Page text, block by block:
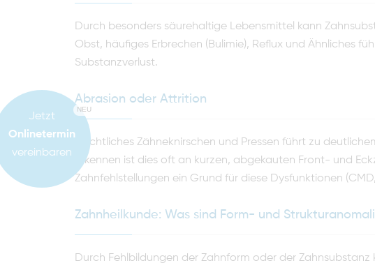
Durch besonders säurehaltige Lebensmittel kann
Obst, häufiges Erbrechen (Bulimie), Reflux und Ähnliches
Substanzverlust.
Abrasion oder Attrition
Nächtliches Zähneknirschen und Pressen führt zu
erkennen ist dies oft an kurzen, abgekauten Front- und
Zahnfehlstellungen ein Grund für diese Dysfunktionen
Zahnheilkunde: Was sind Form- und
Durch Fehlbildungen der Zahnform oder der
NEU
Jetzt
Onlinetermin
vereinbaren